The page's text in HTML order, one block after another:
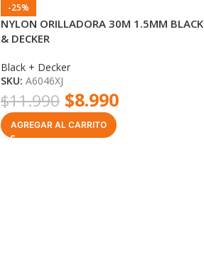
-25%
NYLON ORILLADORA 30M 1.5MM BLACK
& DECKER
Black + Decker
SKU: A6046XJ
$11.990 $8.990
AGREGAR AL CARRITO